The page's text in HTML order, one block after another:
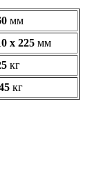
мм
х 225 мм
кг
кг